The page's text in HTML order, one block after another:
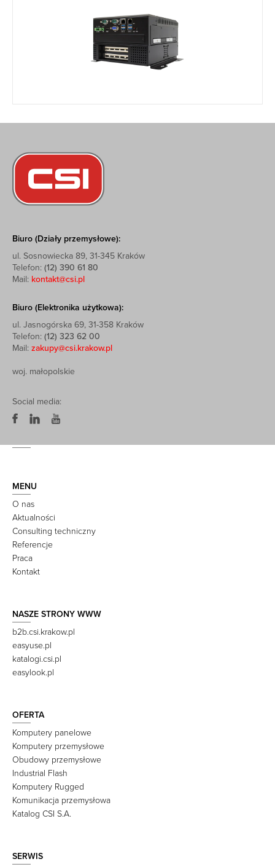
Biuro (Działy przemysłowe):
ul. Sosnowiecka 89, 31-345 Kraków
Telefon: (12) 390 61 80
Mail: kontakt@csi.pl
Biuro (Elektronika użytkowa):
ul. Jasnogórska 69, 31-358 Kraków
Telefon: (12) 323 62 00
Mail: zakupy@csi.krakow.pl
woj. małopolskie
Social media:
MENU
O nas
Aktualności
Consulting techniczny
Referencje
Praca
Kontakt
NASZE STRONY WWW
b2b.csi.krakow.pl
easyuse.pl
katalogi.csi.pl
easylook.pl
OFERTA
Komputery panelowe
Komputery przemysłowe
Obudowy przemysłowe
Industrial Flash
Komputery Rugged
Komunikacja przemysłowa
Katalog CSI S.A.
SERWIS